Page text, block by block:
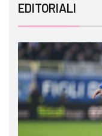
EDITORIALI